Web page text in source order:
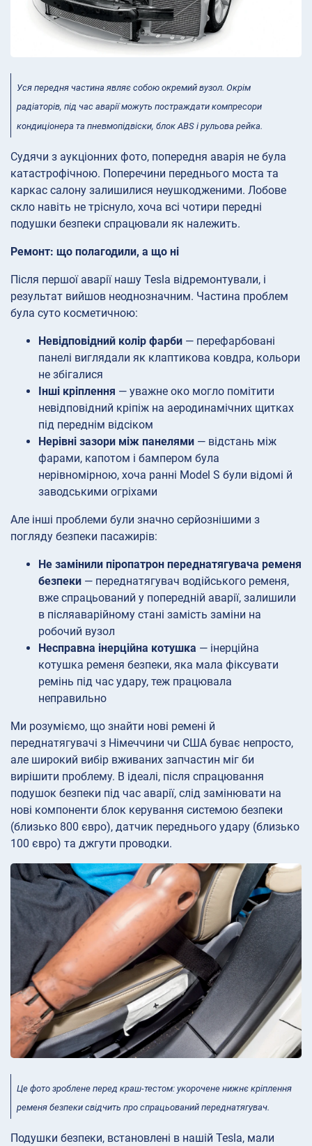
Уся передня частина являє собою окремий вузол. Окрім
радіаторів, під час аварії можуть постраждати компресори
кондиціонера та пневмопідвіски, блок ABS і рульова рейка.
Судячи з аукціонних фото, попередня аварія не була
катастрофічною. Поперечини переднього моста та
каркас салону залишилися неушкодженими. Лобове
скло навіть не тріснуло, хоча всі чотири передні
подушки безпеки спрацювали як належить.
Ремонт: що полагодили, а що ні
Після першої аварії нашу Tesla відремонтували, і
результат вийшов неоднозначним. Частина проблем
була суто косметичною:
Невідповідний колір фарби — перефарбовані
панелі виглядали як клаптикова ковдра, кольори
не збігалися
Інші кріплення — уважне око могло помітити
невідповідний кріпіж на аеродинамічних щитках
під переднім відсіком
Нерівні зазори між панелями — відстань між
фарами, капотом і бампером була
нерівномірною, хоча ранні Model S були відомі й
заводськими огріхами
Але інші проблеми були значно серйознішими з
погляду безпеки пасажирів:
Не замінили піропатрон переднатягувача ременя
безпеки — переднатягувач водійського ременя,
вже спрацьований у попередній аварії, залишили
в післяаварійному стані замість заміни на
робочий вузол
Несправна інерційна котушка — інерційна
котушка ременя безпеки, яка мала фіксувати
ремінь під час удару, теж працювала
неправильно
Ми розуміємо, що знайти нові ремені й
переднатягувачі з Німеччини чи США буває непросто,
але широкий вибір вживаних запчастин міг би
вирішити проблему. В ідеалі, після спрацювання
подушок безпеки під час аварії, слід замінювати на
нові компоненти блок керування системою безпеки
(близько 800 євро), датчик переднього удару (близько
100 євро) та джгути проводки.
Це фото зроблене перед краш-тестом: укорочене нижнє кріплення
ременя безпеки свідчить про спрацьований переднатягувач.
Подушки безпеки, встановлені в нашій Tesla, мали